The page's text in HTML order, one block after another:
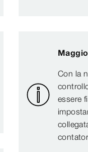
Con la
essere